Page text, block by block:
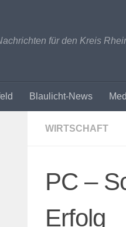
für den Kreis
Blaulicht-News
WIRTSCHAFT
PC –
Erfolg